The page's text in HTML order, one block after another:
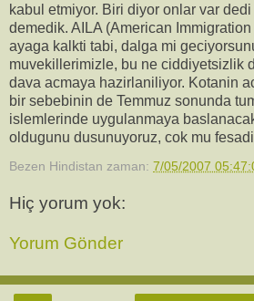
kabul etmiyor. Biri diyor onlar var
demedik. AILA (American
ayaga kalkti tabi, dalga mi
muvekillerimizle, bu ne ciddiyetsizlik
dava acmaya hazirlaniliyor. Kotanin
bir sebebinin de Temmuz sonunda
islemlerinde uygulanmaya
oldugunu dusunuyoruz, cok mu
Bezen Hindistan zaman: 7/05/2007
Hiç yorum yok:
Yorum Gönder